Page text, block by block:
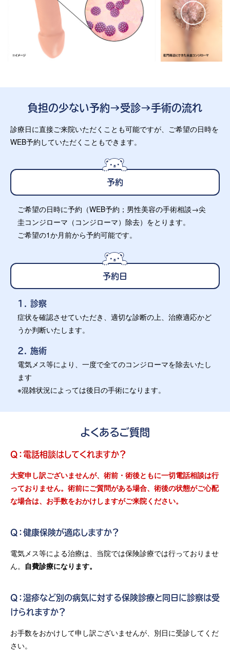
負担の少ない予約→受診→手術の流れ
診療日に直接ご来院いただくことも可能ですが、ご希望の日時を
WEB予約していただくこともできます。
予約
ご希望の日時に予約（WEB予約；男性美容の手術相談→尖
圭コンジローマ（コンジローマ）除去）をとります。
ご希望の1か月前から予約可能です。
予約日
1. 診察
症状を確認させていただき、適切な診断の上、治療適応かど
うか判断いたします。
2. 施術
電気メス等により、一度で全てのコンジローマを除去いたし
ます
※混雑状況によっては後日の手術になります。
よくあるご質問
Q：電話相談はしてくれますか？
大変申し訳ございませんが、術前・術後ともに一切電話相談は行
っておりません。術前にご質問がある場合、術後の状態がご心配
な場合は、お手数をおかけしますがご来院ください。
Q：健康保険が適応しますか？
電気メス等による治療は、当院では保険診療では行っておりませ
ん。 自費診療になります。
Q：湿疹など別の病気に対する保険診療と同日に診察は受
けられますか？
お手数をおかけして申し訳ございませんが、別日に受診してくだ
さい。